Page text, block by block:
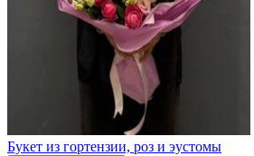
Букет из гортензии, роз и эустомы